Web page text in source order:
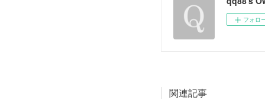
フォロ
関連記事